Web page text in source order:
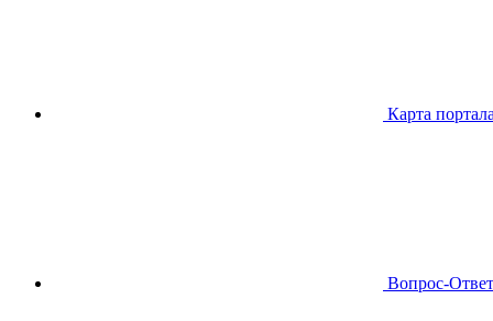
Карта
Вопрос-Ответ